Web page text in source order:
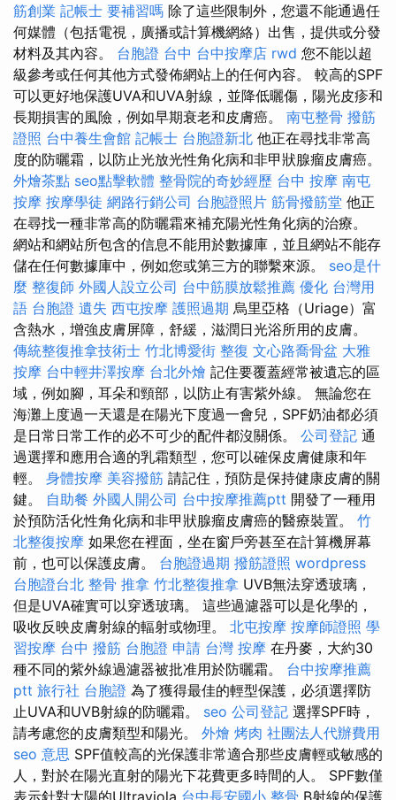
筋創業 記帳士 要補習嗎 除了這些限制外，您還不能通過任
何媒體（包括電視，廣播或計算機網絡）出售，提供或分發
材料及其內容。 台胞證 台中 台中按摩店 rwd 您不能以超
級參考或任何其他方式發佈網站上的任何內容。 較高的SPF
可以更好地保護UVA和UVA射線，並降低曬傷，陽光皮疹和
長期損害的風險，例如早期衰老和皮膚癌。 南屯整骨 撥筋
證照 台中養生會館 記帳士 台胞證新北 他正在尋找非常高
度的防曬霜，以防止光放光性角化病和非甲狀腺瘤皮膚癌。
外燴茶點 seo點擊軟體 整骨院的奇妙經歷 台中 按摩 南屯
按摩 按摩學徒 網路行銷公司 台胞證照片 筋骨撥筋堂 他正
在尋找一種非常高的防曬霜來補充陽光性角化病的治療。
網站和網站所包含的信息不能用於數據庫，並且網站不能存
儲在任何數據庫中，例如您或第三方的聯繫來源。 seo是什
麼 整復師 外國人設立公司 台中筋膜放鬆推薦 優化 台灣用
語 台胞證 遺失 西屯按摩 護照過期 烏里亞格（Uriage）富
含熱水，增強皮膚屏障，舒緩，滋潤日光浴所用的皮膚。
傳統整復推拿技術士 竹北博愛街 整復 文心路喬骨盆 大雅
按摩 台中輕井澤按摩 台北外燴 記住要覆蓋經常被遺忘的區
域，例如腳，耳朵和頸部，以防止有害紫外線。 無論您在
海灘上度過一天還是在陽光下度過一會兒，SPF奶油都必須
是日常日常工作的必不可少的配件都沒關係。 公司登記 通
過選擇和應用合適的乳霜類型，您可以確保皮膚健康和年
輕。 身體按摩 美容撥筋 請記住，預防是保持健康皮膚的關
鍵。 自助餐 外國人開公司 台中按摩推薦ptt 開發了一種用
於預防活化性角化病和非甲狀腺瘤皮膚癌的醫療裝置。 竹
北整復按摩 如果您在裡面，坐在窗戶旁甚至在計算機屏幕
前，也可以保護皮膚。 台胞證過期 撥筋證照 wordpress
台胞證台北 整骨 推拿 竹北整復推拿 UVB無法穿透玻璃，
但是UVA確實可以穿透玻璃。 這些過濾器可以是化學的，
吸收反映皮膚射線的輻射或物理。 北屯按摩 按摩師證照 學
習按摩 台中 撥筋 台胞證 申請 台灣 按摩 在丹麥，大約30
種不同的紫外線過濾器被批准用於防曬霜。 台中按摩推薦
ptt 旅行社 台胞證 為了獲得最佳的輕型保護，必須選擇防
止UVA和UVB射線的防曬霜。 seo 公司登記 選擇SPF時，
請考慮您的皮膚類型和陽光。 外燴 烤肉 社團法人代辦費用
seo 意思 SPF值較高的光保護非常適合那些皮膚輕或敏感的
人，對於在陽光直射的陽光下花費更多時間的人。 SPF數僅
表示針對太陽的Ultraviola 台中長安國小 整骨 B射線的保護